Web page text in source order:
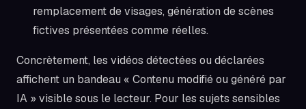
remplacement de visages, génération de scènes
fictives présentées comme réelles.
Concrètement, les vidéos détectées ou déclarées
affichent un bandeau « Contenu modifié ou généré par
IA » visible sous le lecteur. Pour les sujets sensibles